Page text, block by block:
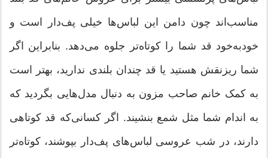
مناسب‌اند چون دامن این لباس‌ها خیلی پف‌دار است و
خودبه‌خود قد شما را کوتاه‌تر جلوه می‌دهد. بنابراین اگر
شما ریزنقش هستید یا قد چندان بلندی ندارید، بهتر است
به کمک خانم صاحب مزون به دنبال مدل‌هایی بگردید که
به اندام شما مثل شمع بنشیند. اگر کسانی‌که قد کوتاهی
دارند، در شب عروسی لباس‌های پف‌دار بپوشند، کوتاه‌تر